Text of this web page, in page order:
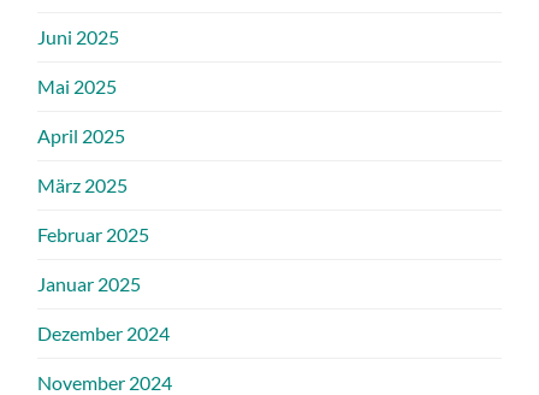
Juni 2025
Mai 2025
April 2025
März 2025
Februar 2025
Januar 2025
Dezember 2024
November 2024